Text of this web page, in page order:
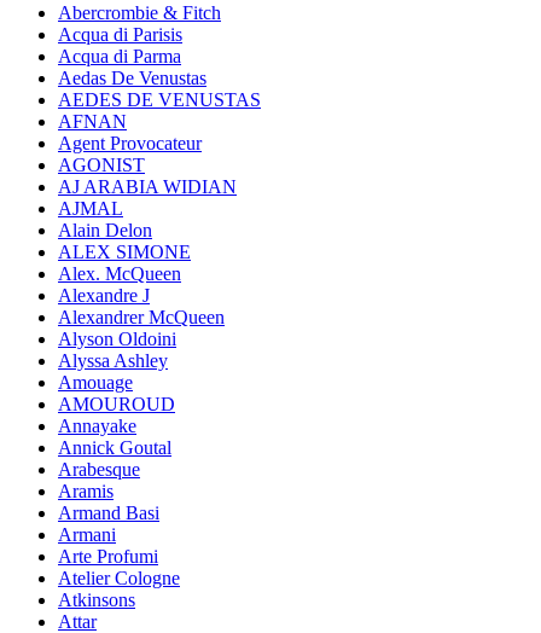
Abercrombie & Fitch
Acqua di Parisis
Acqua di Parma
Aedas De Venustas
AEDES DE VENUSTAS
AFNAN
Agent Provocateur
AGONIST
AJ ARABIA WIDIAN
AJMAL
Alain Delon
ALEX SIMONE
Alex. McQueen
Alexandre J
Alexandrer McQueen
Alyson Oldoini
Alyssa Ashley
Amouage
AMOUROUD
Annayake
Annick Goutal
Arabesque
Aramis
Armand Basi
Armani
Arte Profumi
Atelier Cologne
Atkinsons
Attar